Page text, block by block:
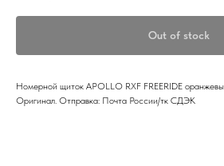
Out of stock
Номерной щиток APOLLO RXF FREERIDE
Оригинал. Отправка: Почта России/тк СДЭК